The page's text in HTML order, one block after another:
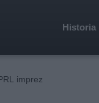
Historia
imprez